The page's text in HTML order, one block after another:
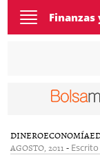
Toggle
navigation
Finanzas
DINEROECONOMÍA
AGOSTO, 2011 -